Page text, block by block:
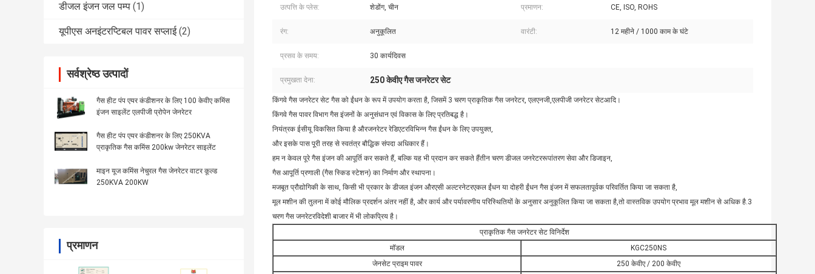
डीजल इंजन जल पम्प (1)
यूपीएस अनइंटरप्टिबल पावर सप्लाई (2)
सर्वश्रेष्ठ उत्पादों
गैस हीट पंप एयर कंडीशनर के लिए 100 केवीए कमिंस
इंजन साइलेंट एलपीजी प्रोपेन जेनरेटर
गैस हीट पंप एयर कंडीशनर के लिए 250KVA
प्राकृतिक गैस कमिंस 200kw जेनरेटर साइलेंट
माइन यूज कमिंस नेचुरल गैस जेनरेटर वाटर कूल्ड
250KVA 200KW
प्रमाणन
उत्पत्ति के प्लेस: शेडोंग, चीन प्रमाणन: CE, ISO, ROHS
रंग: अनुकूलित वारंटी: 12 महीने / 1000 काम के घंटे
प्रसव के समय: 30 कार्यदिवस
प्रमुखता देना: 250 केवीए गैस जनरेटर सेट
किंगवे गैस जनरेटर सेट गैस को ईंधन के रूप में उपयोग करता है, जिसमें 3 चरण प्राकृतिक गैस जनरेटर, एलएनजी,एलपीजी जनरेटर सेटआदि।
किंगवे गैस पावर विभाग गैस इंजनों के अनुसंधान एवं विकास के लिए प्रतिबद्ध है।
नियंत्रक ईसीयू विकसित किया है औरजनरेटर रेडिएटरविभिन्न गैस ईंधन के लिए उपयुक्त,
और इसके पास पूरी तरह से स्वतंत्र बौद्धिक संपदा अधिकार हैं।
हम न केवल पूरे गैस इंजन की आपूर्ति कर सकते हैं, बल्कि यह भी प्रदान कर सकते हैंतीन चरण डीजल जनरेटररूपांतरण सेवा और डिजाइन,
गैस आपूर्ति प्रणाली (गैस स्किड स्टेशन) का निर्माण और स्थापना।
मजबूत प्रौद्योगिकी के साथ, किसी भी प्रकार के डीजल इंजन औरएसी अल्टरनेटरएकल ईंधन या दोहरी ईंधन गैस इंजन में सफलतापूर्वक परिवर्तित किया जा सकता है,
मूल मशीन की तुलना में कोई मौलिक प्रदर्शन अंतर नहीं है, और कार्य और पर्यावरणीय परिस्थितियों के अनुसार अनुकूलित किया जा सकता है,तो वास्तविक उपयोग प्रभाव मूल मशीन से अधिक है.3
चरण गैस जनरेटरविदेशी बाजार में भी लोकप्रिय है।
प्राकृतिक गैस जनरेटर सेट विनिर्देश
मॉडल
KGC250NS
जेनसेट प्राइम पावर
250 केवीए / 200 केवीए